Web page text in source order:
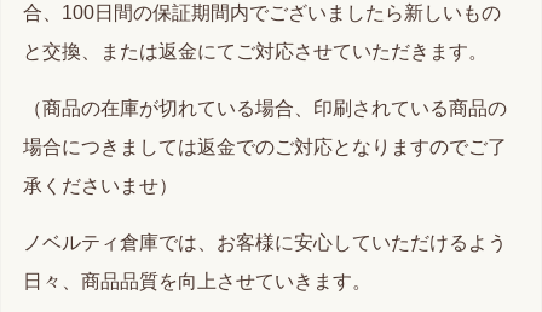
合、100日間の保証期間内でございましたら新しいもの
と交換、または返金にてご対応させていただきます。
（商品の在庫が切れている場合、印刷されている商品の
場合につきましては返金でのご対応となりますのでご了
承くださいませ）
ノベルティ倉庫では、お客様に安心していただけるよう
日々、商品品質を向上させていきます。